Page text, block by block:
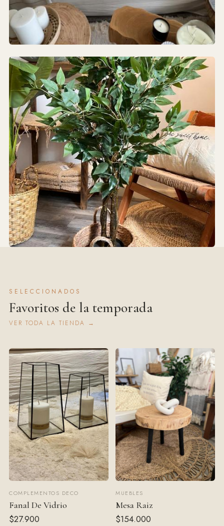
Dormitorio
ALMOHADONES · MANTAS · ESTANTES
CANASTOS · PERCHEROS · PLANTAS
SELECCIONADOS
Favoritos de la temporada
VER TODA LA TIENDA →
COMPLEMENTOS DECO
Fanal De Vidrio
$27.900
MUEBLES
Mesa Raiz
$154.000